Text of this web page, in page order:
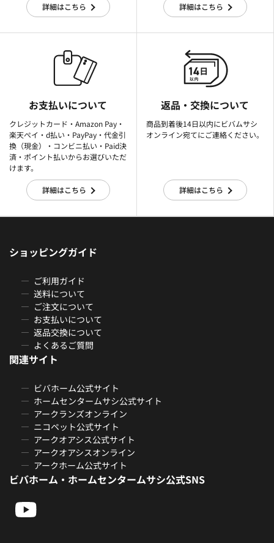
詳細はこちら 詳細はこちら
お支払いについて
クレジットカード・Amazon Pay・
楽天ぺイ・d払い・PayPay・代金引
換（現金）・コンビニ払い・Paid決
済・ポイント払いからお選びいただ
けます。
詳細はこちら
返品・交換について
商品到着後14日以内にビバムサシ
オンライン宛てにご連絡ください。
詳細はこちら
ショッピングガイド
ご利用ガイド
送料について
ご注文について
お支払いについて
返品交換について
よくあるご質問
関連サイト
ビバホーム公式サイト
ホームセンタームサシ公式サイト
アークランズオンライン
ニコペット公式サイト
アークオアシス公式サイト
アークオアシスオンライン
アークホーム公式サイト
ビバホーム・ホームセンタームサシ公式SNS